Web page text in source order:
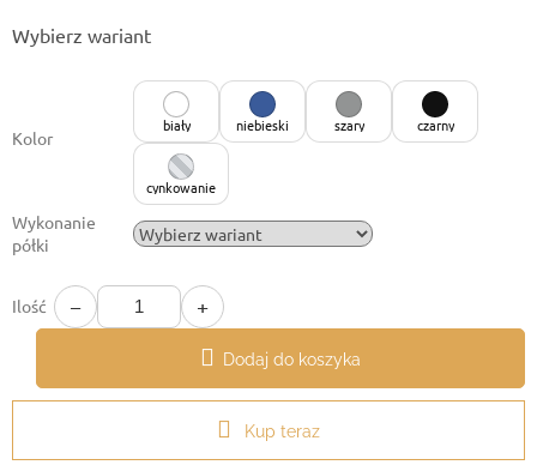
jednostkowa:
Wybierz wariant
Kolor
biały niebieski szary czarny
cynkowanie
Wykonanie
półki
Ilość − +
Dodaj do koszyka
Kup teraz